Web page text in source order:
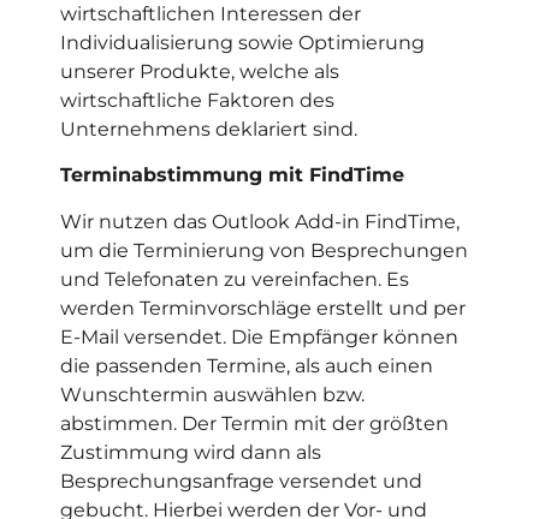
wirtschaftlichen Interessen der
Individualisierung sowie Optimierung
unserer Produkte, welche als
wirtschaftliche Faktoren des
Unternehmens deklariert sind.
Terminabstimmung mit FindTime
Wir nutzen das Outlook Add-in FindTime,
um die Terminierung von Besprechungen
und Telefonaten zu vereinfachen. Es
werden Terminvorschläge erstellt und per
E-Mail versendet. Die Empfänger können
die passenden Termine, als auch einen
Wunschtermin auswählen bzw.
abstimmen. Der Termin mit der größten
Zustimmung wird dann als
Besprechungsanfrage versendet und
gebucht. Hierbei werden der Vor- und